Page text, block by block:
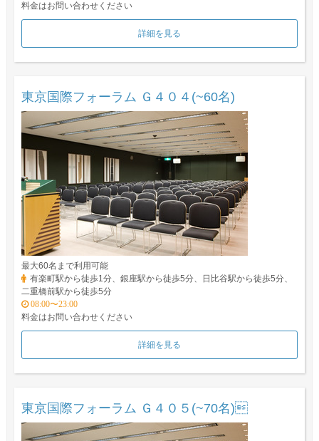
料金はお問い合わせください
詳細を見る
東京国際フォーラム Ｇ４０４(~60名)
最大60名まで利用可能
有楽町駅から徒歩1分、銀座駅から徒歩5分、日比谷駅から徒歩5分、
二重橋前駅から徒歩5分
08:00〜23:00
料金はお問い合わせください
詳細を見る
東京国際フォーラム Ｇ４０５(~70名)